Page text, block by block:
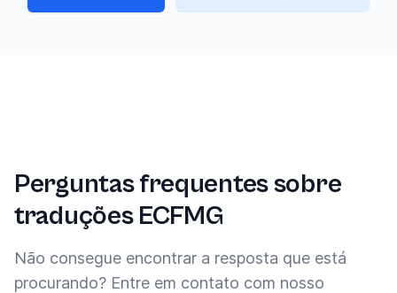
Perguntas frequentes sobre
traduções ECFMG
Não consegue encontrar a resposta que está
procurando? Entre em contato com nosso